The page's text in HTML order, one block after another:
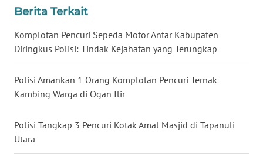
Berita Terkait
Komplotan Pencuri Sepeda Motor Antar Kabupaten
Diringkus Polisi: Tindak Kejahatan yang Terungkap
Polisi Amankan 1 Orang Komplotan Pencuri Ternak
Kambing Warga di Ogan Ilir
Polisi Tangkap 3 Pencuri Kotak Amal Masjid di Tapanuli
Utara
WN
SULTENG
SULBAR
BABEL